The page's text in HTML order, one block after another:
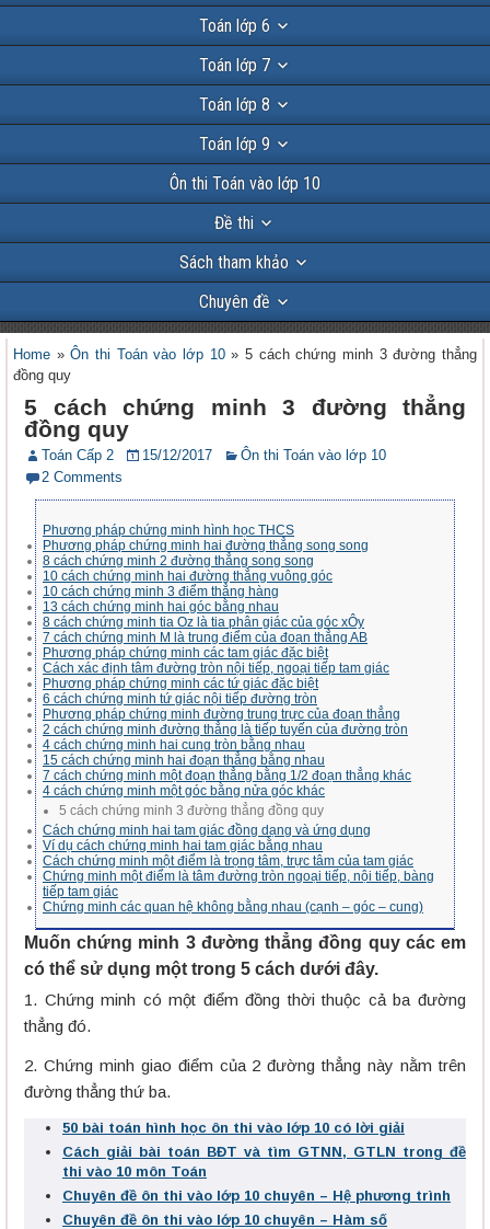
Toán lớp 6
Toán lớp 7
Toán lớp 8
Toán lớp 9
Ôn thi Toán vào lớp 10
Đề thi
Sách tham khảo
Chuyên đề
Home »Ôn thi Toán vào lớp 10»5 cách chứng minh 3 đường thẳng
đồng quy
5 cách chứng minh 3 đường thẳng
đồng quy
Toán Cấp 2 15/12/2017
Ôn thi Toán vào lớp 10
2 Comments
Phương pháp chứng minh hình học THCS
Phương pháp chứng minh hai đường thẳng song song
8 cách chứng minh 2 đường thẳng song song
10 cách chứng minh hai đường thẳng vuông góc
10 cách chứng minh 3 điểm thẳng hàng
13 cách chứng minh hai góc bằng nhau
8 cách chứng minh tia Oz là tia phân giác của góc xÔy
7 cách chứng minh M là trung điểm của đoạn thẳng AB
Phương pháp chứng minh các tam giác đặc biệt
Cách xác định tâm đường tròn nội tiếp, ngoại tiếp tam giác
Phương pháp chứng minh các tứ giác đặc biệt
6 cách chứng minh tứ giác nội tiếp đường tròn
Phương pháp chứng minh đường trung trực của đoạn thẳng
2 cách chứng minh đường thẳng là tiếp tuyến của đường tròn
4 cách chứng minh hai cung tròn bằng nhau
15 cách chứng minh hai đoạn thẳng bằng nhau
7 cách chứng minh một đoạn thẳng bằng 1/2 đoạn thẳng khác
4 cách chứng minh một góc bằng nửa góc khác
5 cách chứng minh 3 đường thẳng đồng quy
Cách chứng minh hai tam giác đồng dạng và ứng dụng
Ví dụ cách chứng minh hai tam giác bằng nhau
Cách chứng minh một điểm là trọng tâm, trực tâm của tam giác
Chứng minh một điểm là tâm đường tròn ngoại tiếp, nội tiếp, bàng
tiếp tam giác
Chứng minh các quan hệ không bằng nhau (cạnh – góc – cung)
Muốn chứng minh 3 đường thẳng đồng quy các em
có thể sử dụng một trong 5 cách dưới đây.
1. Chứng minh có một điểm đồng thời thuộc cả ba đường
thẳng đó.
2. Chứng minh giao điểm của 2 đường thẳng này nằm trên
đường thẳng thứ ba.
50 bài toán hình học ôn thi vào lớp 10 có lời giải
Cách giải bài toán BĐT và tìm GTNN, GTLN trong đề
thi vào 10 môn Toán
Chuyên đề ôn thi vào lớp 10 chuyên – Hệ phương trình
Chuyên đề ôn thi vào lớp 10 chuyên – Hàm số